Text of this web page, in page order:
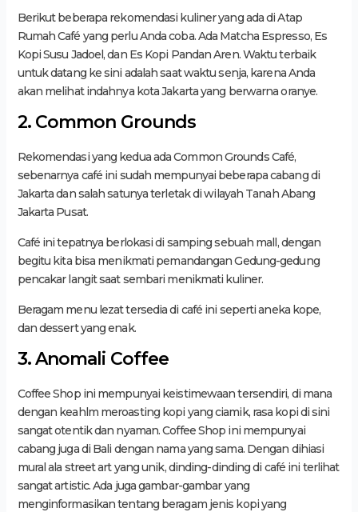
Berikut beberapa rekomendasi kuliner yang ada di Atap
Rumah Café yang perlu Anda coba. Ada Matcha Espresso, Es
Kopi Susu Jadoel, dan Es Kopi Pandan Aren. Waktu terbaik
untuk datang ke sini adalah saat waktu senja, karena Anda
akan melihat indahnya kota Jakarta yang berwarna oranye.
2. Common Grounds
Rekomendasi yang kedua ada Common Grounds Café,
sebenarnya café ini sudah mempunyai beberapa cabang di
Jakarta dan salah satunya terletak di wilayah Tanah Abang
Jakarta Pusat.
Café ini tepatnya berlokasi di samping sebuah mall, dengan
begitu kita bisa menikmati pemandangan Gedung-gedung
pencakar langit saat sembari menikmati kuliner.
Beragam menu lezat tersedia di café ini seperti aneka kope,
dan dessert yang enak.
3. Anomali Coffee
Coffee Shop ini mempunyai keistimewaan tersendiri, di mana
dengan keahlm meroasting kopi yang ciamik, rasa kopi di sini
sangat otentik dan nyaman. Coffee Shop ini mempunyai
cabang juga di Bali dengan nama yang sama. Dengan dihiasi
mural ala street art yang unik, dinding-dinding di café ini terlihat
sangat artistic. Ada juga gambar-gambar yang
menginformasikan tentang beragam jenis kopi yang